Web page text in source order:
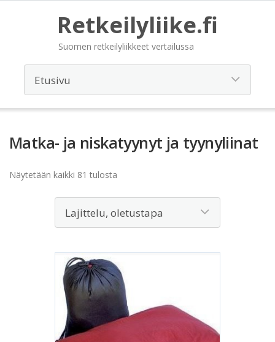
Retkeilyliike.fi
Suomen retkeilyliikkeet vertailussa
Matka- ja niskatyynyt ja tyynyliinat
Näytetään kaikki 81 tulosta